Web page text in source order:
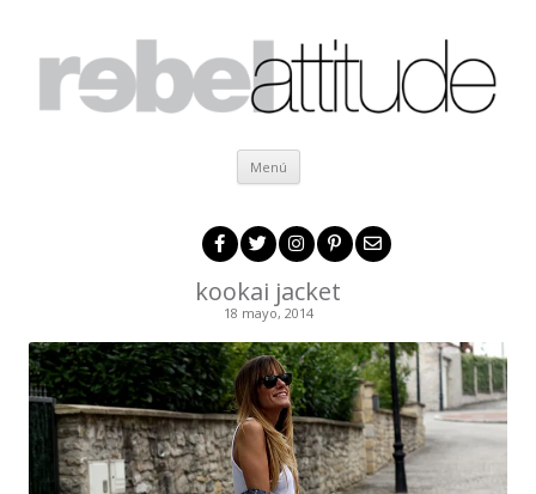
Menú Ir al contenido
kookai jacket
18 mayo, 2014